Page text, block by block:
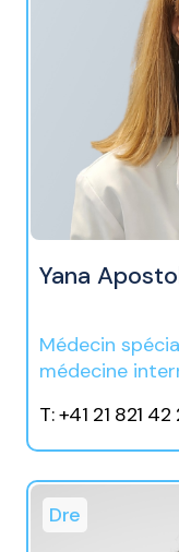
Yana
Médecin
médecine
T: +41 21 821
Dre